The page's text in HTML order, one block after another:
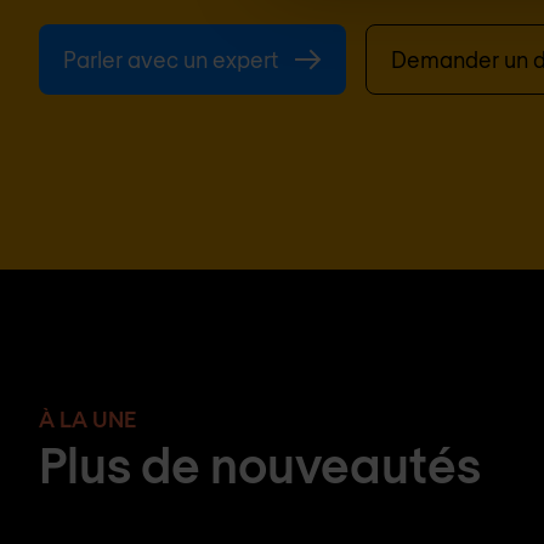
Parler avec un expert Demander un
À LA UNE
Plus de nouveautés